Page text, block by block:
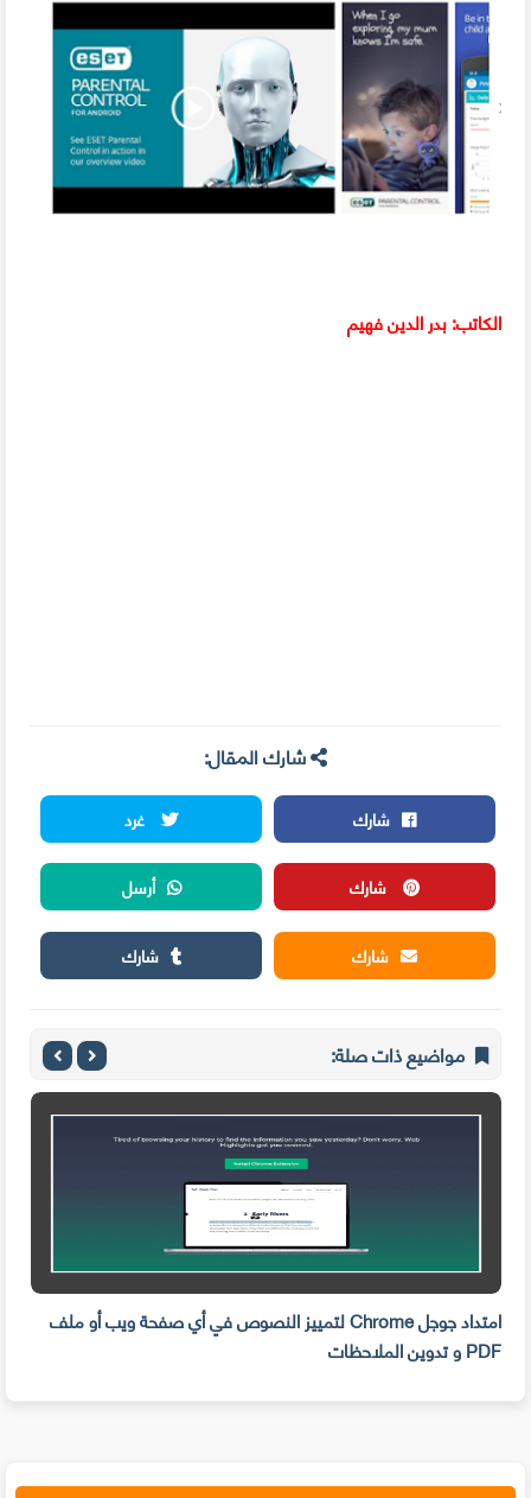
الكاتب: بدر الدين فهيم
شارك المقال:
شارك
غرد
شارك
أرسل
شارك
شارك
مواضيع ذات صلة:
امتداد جوجل Chrome لتمييز النصوص في أي صفحة ويب أو ملف
PDF و تدوين الملاحظات